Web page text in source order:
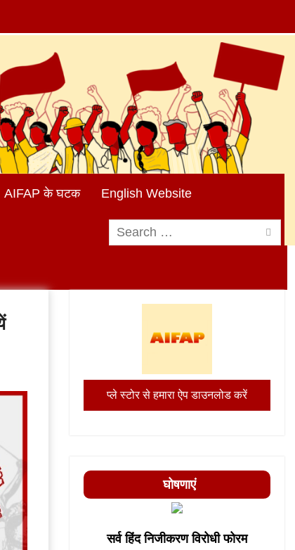
AIFAP के घटक English Website
Search
for:
प्ले स्टोर से हमारा ऐप डाउनलोड करें
घोषणाएं
सर्व हिंद निजीकरण विरोधी फोरम